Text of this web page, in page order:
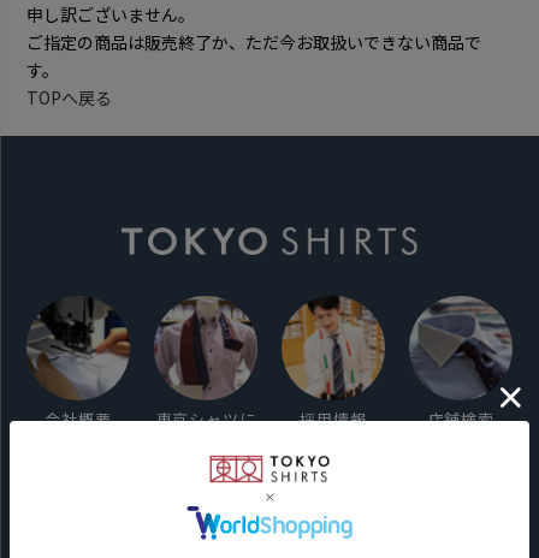
申し訳ございません。
ご指定の商品は販売終了か、ただ今お取扱いできない商品で
す。
TOPへ戻る
会社概要
東京シャツに
採用情報 店舗検索
ご利用ガイド